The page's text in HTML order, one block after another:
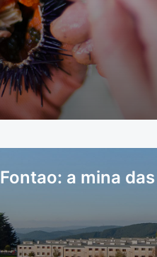
Fontao: a mina